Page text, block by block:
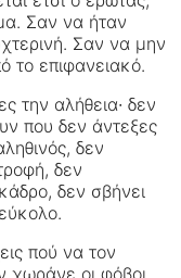
Σαν να ήταν
Σαν να μην
το επιφανειακό.
την αλήθεια∙ δεν
που δεν άντεξες
δεν
δεν
δεν σβήνει
πού να τον
χωράνε οι φόβοι